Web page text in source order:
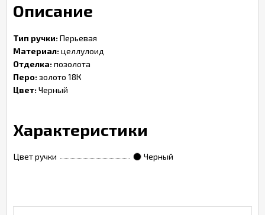
Описание
Тип ручки:Перьевая
Материал:целлулоид
Отделка:позолота
Перо:золото 18К
Цвет:Черный
Характеристики
Цвет ручки Черный